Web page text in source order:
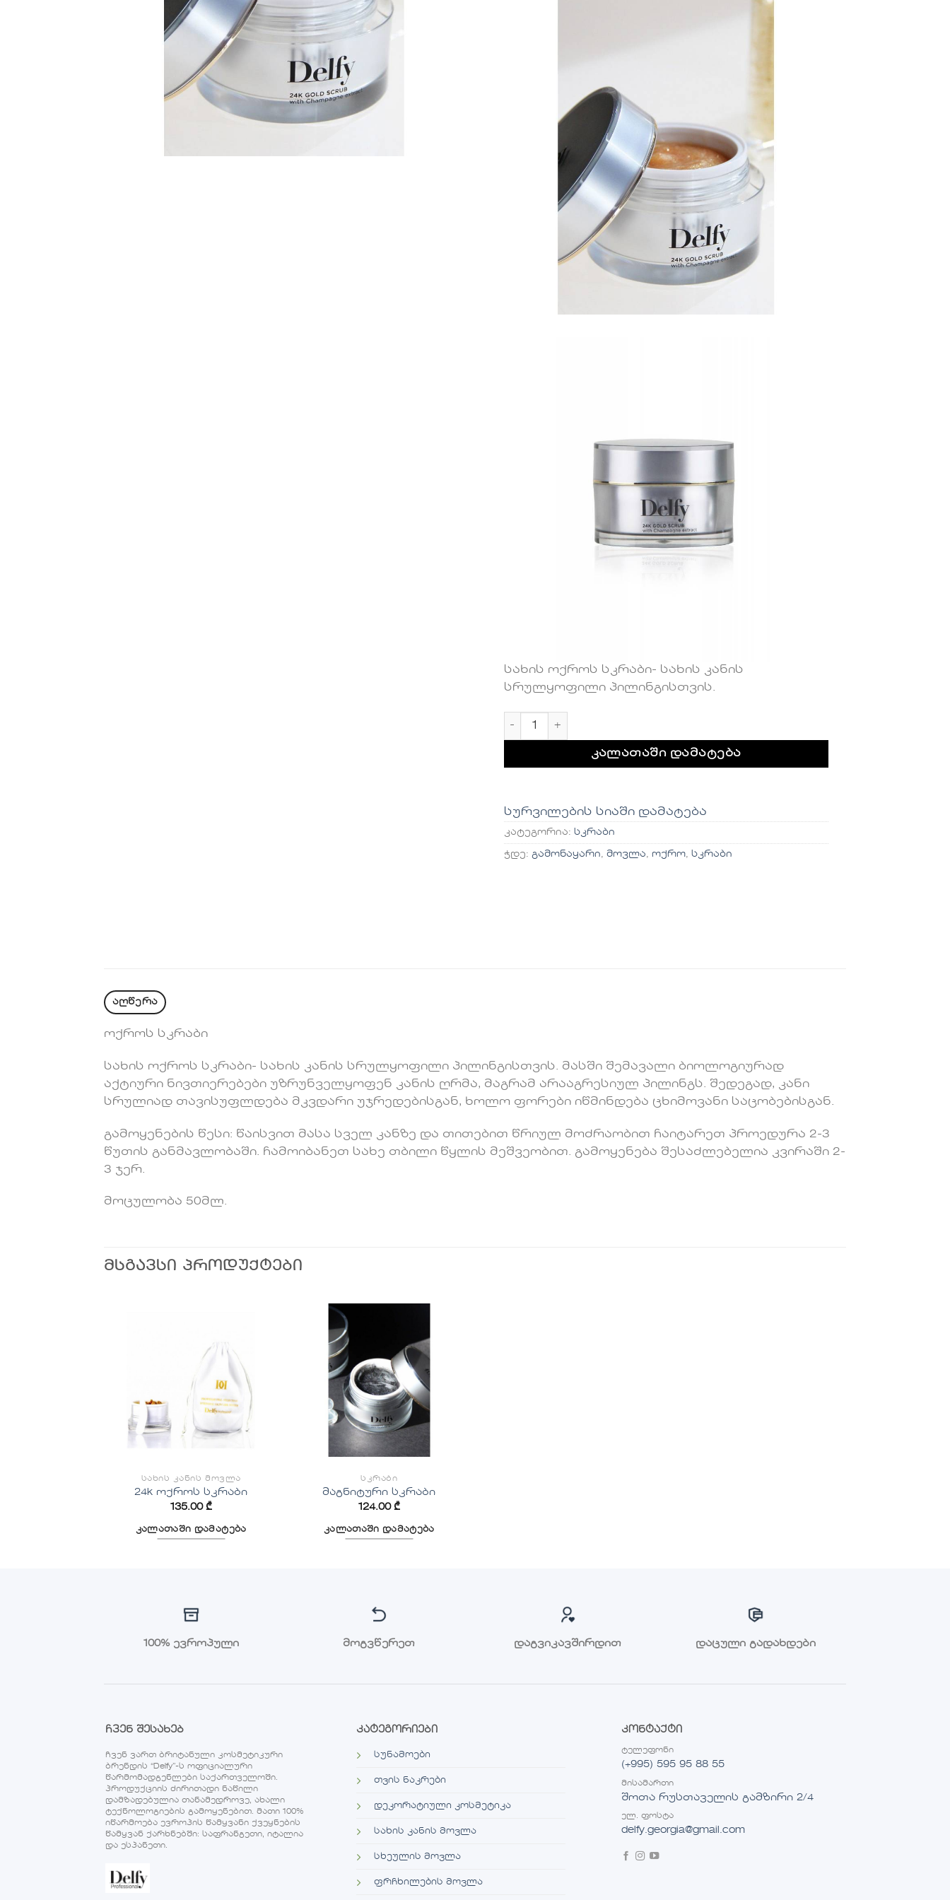
სახის ოქროს სკრაბი- სახის კანის
სრულყოფილი პილინგისთვის.
რაოდენობა: ოქროს სკრაბი
კალათაში დამატება
სურვილების სიაში დამატება
კატეგორია: სკრაბი
ჭდე: გამონაყარი, მოვლა, ოქრო, სკრაბი
აღწერა
ოქროს სკრაბი
სახის ოქროს სკრაბი- სახის კანის სრულყოფილი პილინგისთვის. მასში შემავალი ბიოლოგიურად
აქტიური ნივთიერებები უზრუნველყოფენ კანის ღრმა, მაგრამ არააგრესიულ პილინგს. შედეგად, კანი
სრულიად თავისუფლდება მკვდარი უჯრედებისგან, ხოლო ფორები იწმინდება ცხიმოვანი საცობებისგან.
გამოყენების წესი: წაისვით მასა სველ კანზე და თითებით წრიულ მოძრაობით ჩაიტარეთ პროედურა 2-3
წუთის განმავლობაში. ჩამოიბანეთ სახე თბილი წყლის მეშვეობით. გამოყენება შესაძლებელია კვირაში 2-
3 ჯერ.
მოცულობა 50მლ.
ᲛᲡᲒᲐᲕᲡᲘ ᲞᲠᲝᲓᲣᲥᲢᲔᲑᲘ
სიაში
დამატება
ᲡᲐᲮᲘᲡ ᲙᲐᲜᲘᲡ ᲛᲝᲕᲚᲐ
24k ოქროს სკრაბი
135.00 ₾
კალათაში დამატება
სიაში
დამატება
ᲡᲙᲠᲐᲑᲘ
მაგნიტური სკრაბი
124.00 ₾
კალათაში დამატება
100% ევროპული მოგვწერეთ დაგვიკავშირდით დაცული გადახდები
ჩვენ შესახებ
ჩვენ ვართ ბრიტანული კოსმეტიკური
ბრენდის “Delfy”-ს ოფიციალური
წარმომადგენლები საქართველოში.
პროდუქციის ძირითადი ნაწილი
დამზადებულია თანამედროვე, ახალი
ტექნოლოგიების გამოყენებით. მათი 100%
იწარმოება ევროპის წამყვანი ქვეყნების
წამყვან ქარხნებში: საფრანგეთი, იტალია
და ესპანეთი.
კატეგორიები
სუნამოები
თვის ნაკრები
დეკორატიული კოსმეტიკა
სახის კანის მოვლა
სხეულის მოვლა
ფრჩხილების მოვლა
კონტაქტი
ტელეფონი
(+995) 595 95 88 55
მისამართი
შოთა რუსთაველის გამზირი 2/4
ელ. ფოსტა
delfy.georgia@gmail.com